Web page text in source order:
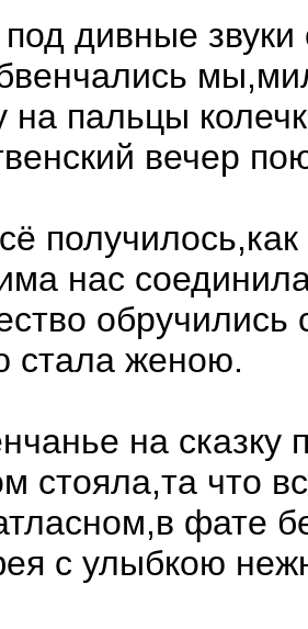
дивные звуки
на пальцы
вечер
нас
обручились
стала женою.
на сказку
стояла,та что
фате
с улыбкою